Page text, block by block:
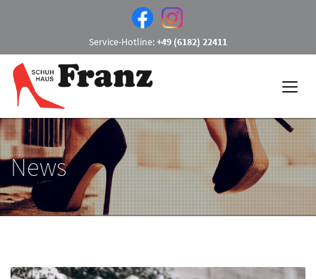
Service-Hotline:+49 (6182) 22411
News